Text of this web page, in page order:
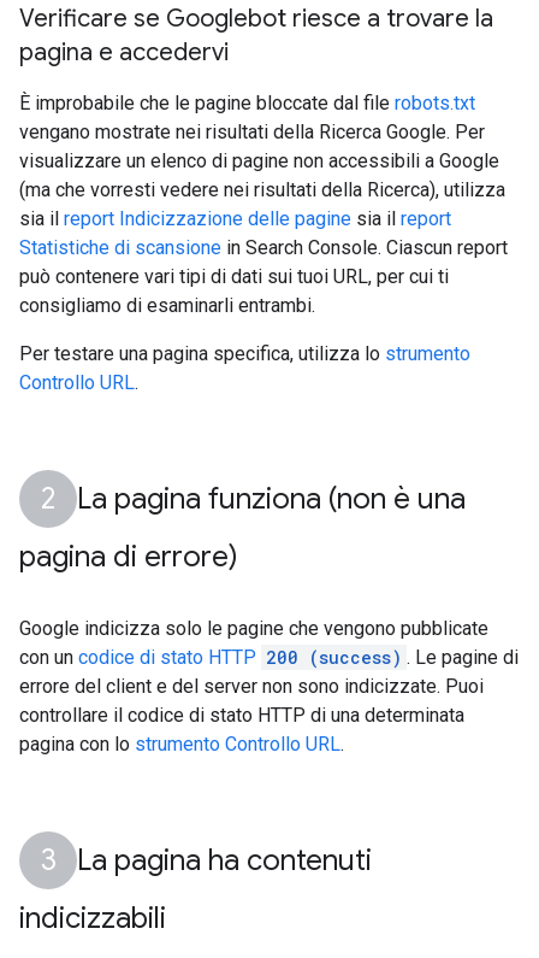
Verificare se Googlebot riesce a trovare la
pagina e accedervi
È improbabile che le pagine bloccate dal file robots.txt
vengano mostrate nei risultati della Ricerca Google. Per
visualizzare un elenco di pagine non accessibili a Google
(ma che vorresti vedere nei risultati della Ricerca), utilizza
sia il report Indicizzazione delle pagine sia il report
Statistiche di scansione in Search Console. Ciascun report
può contenere vari tipi di dati sui tuoi URL, per cui ti
consigliamo di esaminarli entrambi.
Per testare una pagina specifica, utilizza lo strumento
Controllo URL.
La pagina funziona (non è una
pagina di errore)
Google indicizza solo le pagine che vengono pubblicate
con un codice di stato HTTP 200 (success) . Le pagine di
errore del client e del server non sono indicizzate. Puoi
controllare il codice di stato HTTP di una determinata
pagina con lo strumento Controllo URL.
La pagina ha contenuti
indicizzabili